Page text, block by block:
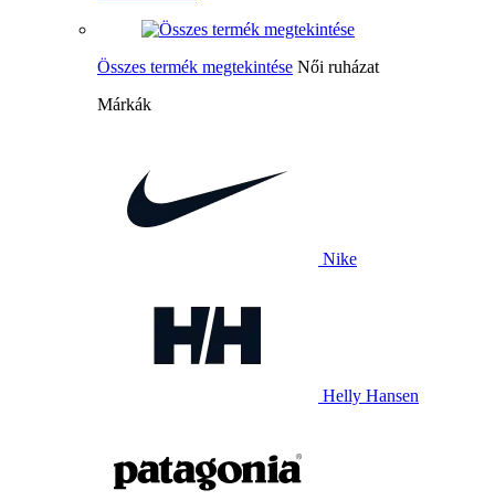
Összes termék megtekintése Női ruházat
Márkák
Nike
Helly Hansen